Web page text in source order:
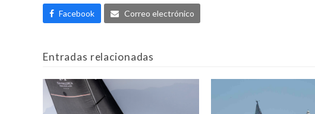
Facebook Correo electrónico
Entradas relacionadas